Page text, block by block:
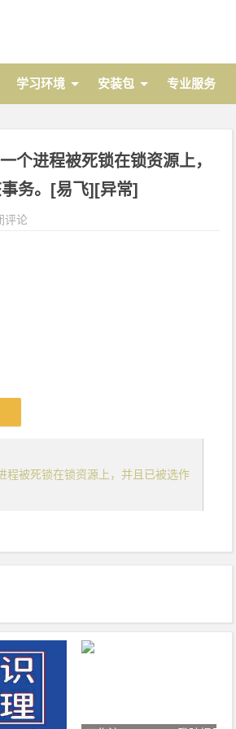
学习环境 安装包 专业服务
个进程被死锁在锁资源上，
务。[易飞][异常]
评论
程被死锁在锁资源上，并且已被选作